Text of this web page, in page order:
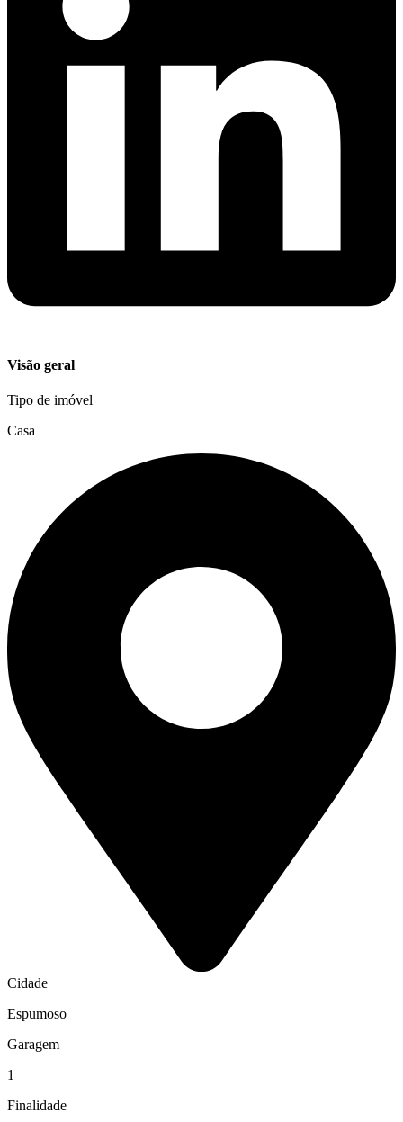
Visão geral
Tipo de imóvel
Casa
Cidade
Espumoso
Garagem
1
Finalidade